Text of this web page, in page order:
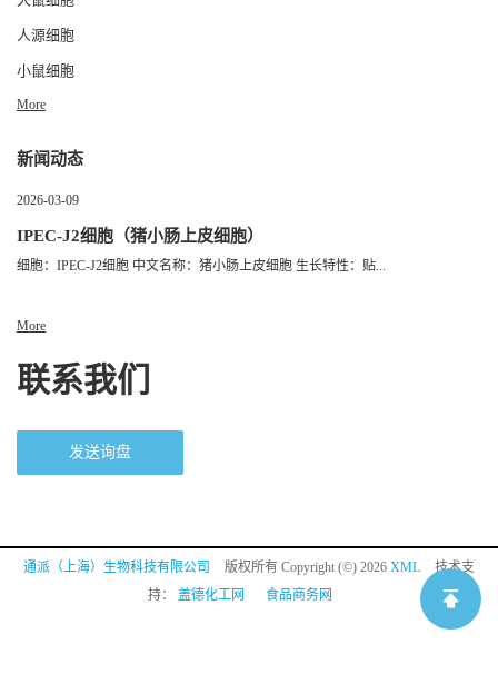
人源细胞
小鼠细胞
More
新闻动态
2026-03-09
IPEC-J2细胞（猪小肠上皮细胞）
细胞：IPEC-J2细胞 中文名称：猪小肠上皮细胞 生长特性：贴...
More
联系我们
发送询盘
通派（上海）生物科技有限公司 版权所有 Copyright (©) 2026 XML
技术支
持： 盖德化工网 食品商务网